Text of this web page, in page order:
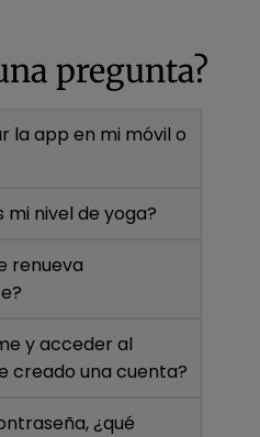
pregunta?
la app en mi móvil o
mi nivel de yoga?
renueva
y acceder al
creado una cuenta?
¿qué